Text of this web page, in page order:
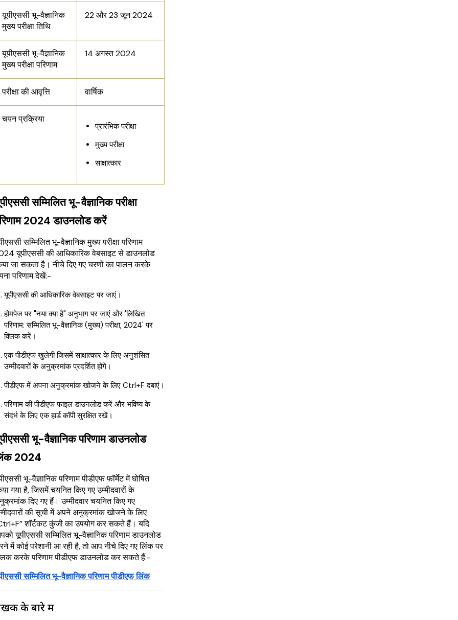
यूपीएससी भू-वैज्ञानिक
मुख्य परीक्षा तिथि
22 और 23 जून 2024
यूपीएससी भू-वैज्ञानिक
मुख्य परीक्षा परिणाम
14 अगस्त 2024
परीक्षा की आवृत्ति वार्षिक
चयन प्रक्रिया
प्रारंभिक परीक्षा
मुख्य परीक्षा
साक्षात्कार
सम्मिलित भू-वैज्ञानिक परीक्षा
2024 डाउनलोड करें
सम्मिलित भू-वैज्ञानिक मुख्य परीक्षा परिणाम
यूपीएससी की आधिकारिक वेबसाइट से डाउनलोड
जा सकता है। नीचे दिए गए चरणों का पालन करके
परिणाम देखें:-
यूपीएससी की आधिकारिक वेबसाइट पर जाएं।
होमपेज पर "नया क्या है" अनुभाग पर जाएं और 'लिखित
परिणाम: सम्मिलित भू-वैज्ञानिक (मुख्य) परीक्षा, 2024' पर
क्लिक करें।
एक पीडीएफ खुलेगी जिसमें साक्षात्कार के लिए अनुशंसित
उम्मीदवारों के अनुक्रमांक प्रदर्शित होंगे।
पीडीएफ में अपना अनुक्रमांक खोजने के लिए Ctrl+F दबाएं।
परिणाम की पीडीएफ फाइल डाउनलोड करें और भविष्य के
संदर्भ के लिए एक हार्ड कॉपी सुरक्षित रखें।
भू-वैज्ञानिक परिणाम डाउनलोड
2024
भू-वैज्ञानिक परिणाम पीडीएफ फॉर्मेट में घोषित
गया है, जिसमें चयनित किए गए उम्मीदवारों के
दिए गए हैं। उम्मीदवार चयनित किए गए
की सूची में अपने अनुक्रमांक खोजने के लिए
शॉर्टकट कुंजी का उपयोग कर सकते हैं। यदि
यूपीएससी सम्मिलित भू-वैज्ञानिक परिणाम डाउनलोड
में कोई परेशानी आ रही है, तो आप नीचे दिए गए लिंक पर
करके परिणाम पीडीएफ डाउनलोड कर सकते हैं:-
सम्मिलित भू-वैज्ञानिक परिणाम पीडीएफ लिंक
के बारे में